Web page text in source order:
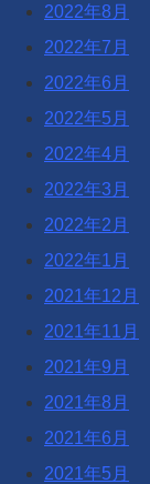
2022年8月
2022年7月
2022年6月
2022年5月
2022年4月
2022年3月
2022年2月
2022年1月
2021年12月
2021年11月
2021年9月
2021年8月
2021年6月
2021年5月